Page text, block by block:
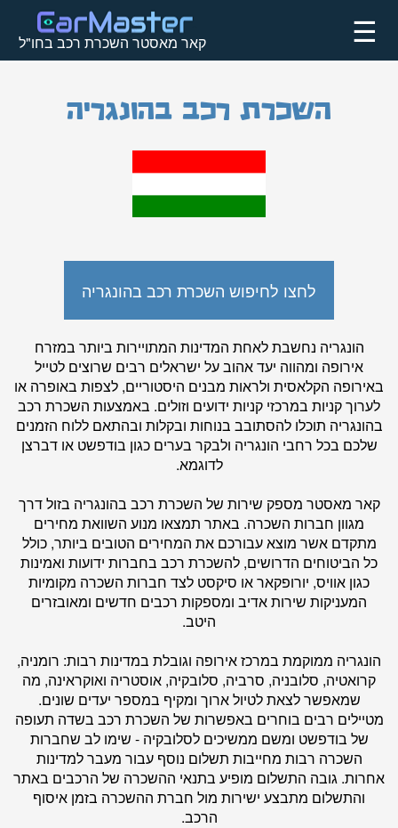
קאר מאסטר השכרת רכב בחו"ל ☰
השכרת רכב בהונגריה
לחצו לחיפוש השכרת רכב בהונגריה
הונגריה נחשבת לאחת המדינות המתויירות ביותר במזרח
אירופה ומהווה יעד אהוב על ישראלים רבים שרוצים לטייל
באירופה הקלאסית ולראות מבנים היסטוריים, לצפות באופרה או
לערוך קניות במרכזי קניות ידועים וזולים. באמצעות השכרת רכב
בהונגריה תוכלו להסתובב בנוחות ובקלות ובהתאם ללוח הזמנים
שלכם בכל רחבי הונגריה ולבקר בערים כגון בודפשט או דברצן
לדוגמא.
קאר מאסטר מספק שירות של השכרת רכב בהונגריה בזול דרך
מגוון חברות השכרה. באתר תמצאו מנוע השוואת מחירים
מתקדם אשר מוצא עבורכם את המחירים הטובים ביותר, כולל
כל הביטוחים הדרושים, להשכרת רכב בחברות ידועות ואמינות
כגון אוויס, יורופקאר או סיקסט לצד חברות השכרה מקומיות
המעניקות שירות אדיב ומספקות רכבים חדשים ומאובזרים
היטב.
הונגריה ממוקמת במרכז אירופה וגובלת במדינות רבות: רומניה,
קרואטיה, סלובניה, סרביה, סלובקיה, אוסטריה ואוקראינה, מה
שמאפשר לצאת לטיול ארוך ומקיף במספר יעדים שונים.
מטיילים רבים בוחרים באפשרות של השכרת רכב בשדה תעופה
של בודפשט ומשם ממשיכים לסלובקיה - שימו לב שחברות
השכרה רבות מחייבות תשלום נוסף עבור מעבר למדינות
אחרות. גובה התשלום מופיע בתנאי ההשכרה של הרכבים באתר
והתשלום מתבצע ישירות מול חברת ההשכרה בזמן איסוף
הרכב.